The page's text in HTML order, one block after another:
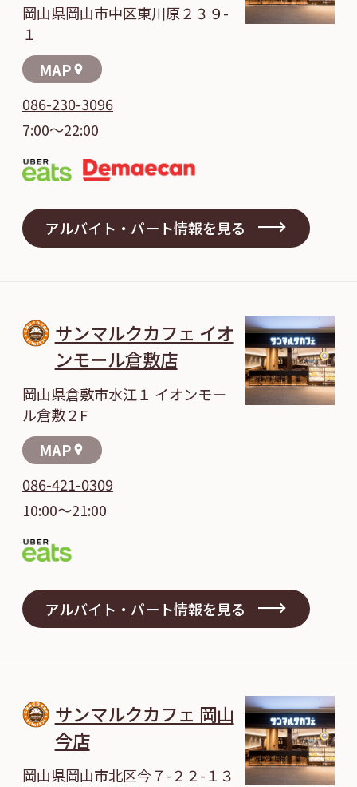
岡山県岡山市中区東川原２３９-
１
MAP location_on
086-230-3096
7:00～22:00
アルバイト・パート情報を見る
サンマルクカフェ イオ
ンモール倉敷店
岡山県倉敷市水江１ イオンモー
ル倉敷２F
MAP location_on
086-421-0309
10:00～21:00
アルバイト・パート情報を見る
サンマルクカフェ 岡山
今店
岡山県岡山市北区今７-２２-１３